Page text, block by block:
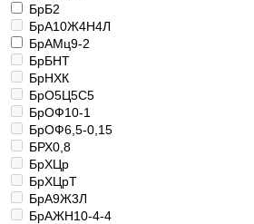
БрБ2
БрА10Ж4Н4Л
БрАМц9-2
БрБНТ
БрНХК
БрО5Ц5С5
БрОФ10-1
БрОФ6,5-0,15
БРХ0,8
БрХЦр
БрХЦрТ
БрА9Ж3Л
БрАЖН10-4-4